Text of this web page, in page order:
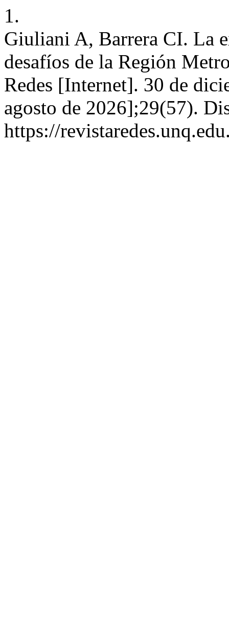
1.
Giuliani A, Barrera CI. La
desafíos de la Región
Redes [Internet]. 30 de
agosto de 2026];29(57).
https://